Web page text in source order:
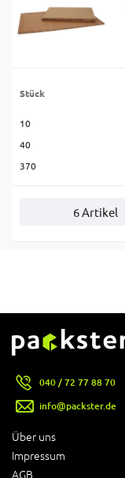
Stück
10
40
370
6 Artikel
Über uns
Impressum
AGB
040 / 72 77 88 70
info@packster.de